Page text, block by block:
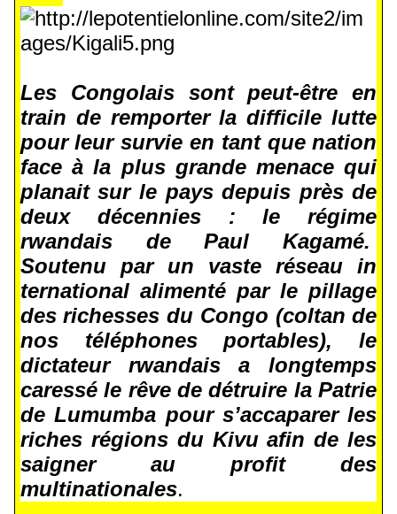
Les Congolais sont peut-être en
train de remporter la difficile lutte
pour leur survie en tant que nation
face à la plus grande menace qui
planait sur le pays depuis près de
deux décennies : le régime
rwandais de Paul Kagamé.
Soutenu par un vaste réseau in
ternational alimenté par le pillage
des richesses du Congo (coltan de
nos téléphones portables), le
dictateur rwandais a longtemps
caressé le rêve de détruire la Patrie
de Lumumba pour s’accaparer les
riches régions du Kivu afin de les
saigner au profit des
multinationales.